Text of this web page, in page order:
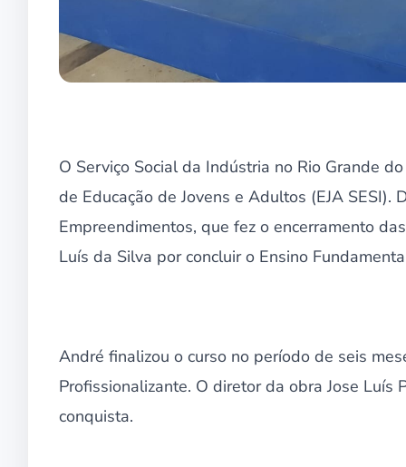
O Serviço Social da Indústria no Rio Grande
de Educação de Jovens e Adultos (EJA
Empreendimentos, que fez o encerramento
Luís da Silva por concluir o Ensino
André finalizou o curso no período de seis
Profissionalizante. O diretor da obra Jose
conquista.